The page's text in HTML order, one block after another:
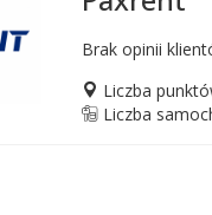
Brak opinii
Liczba
Liczba